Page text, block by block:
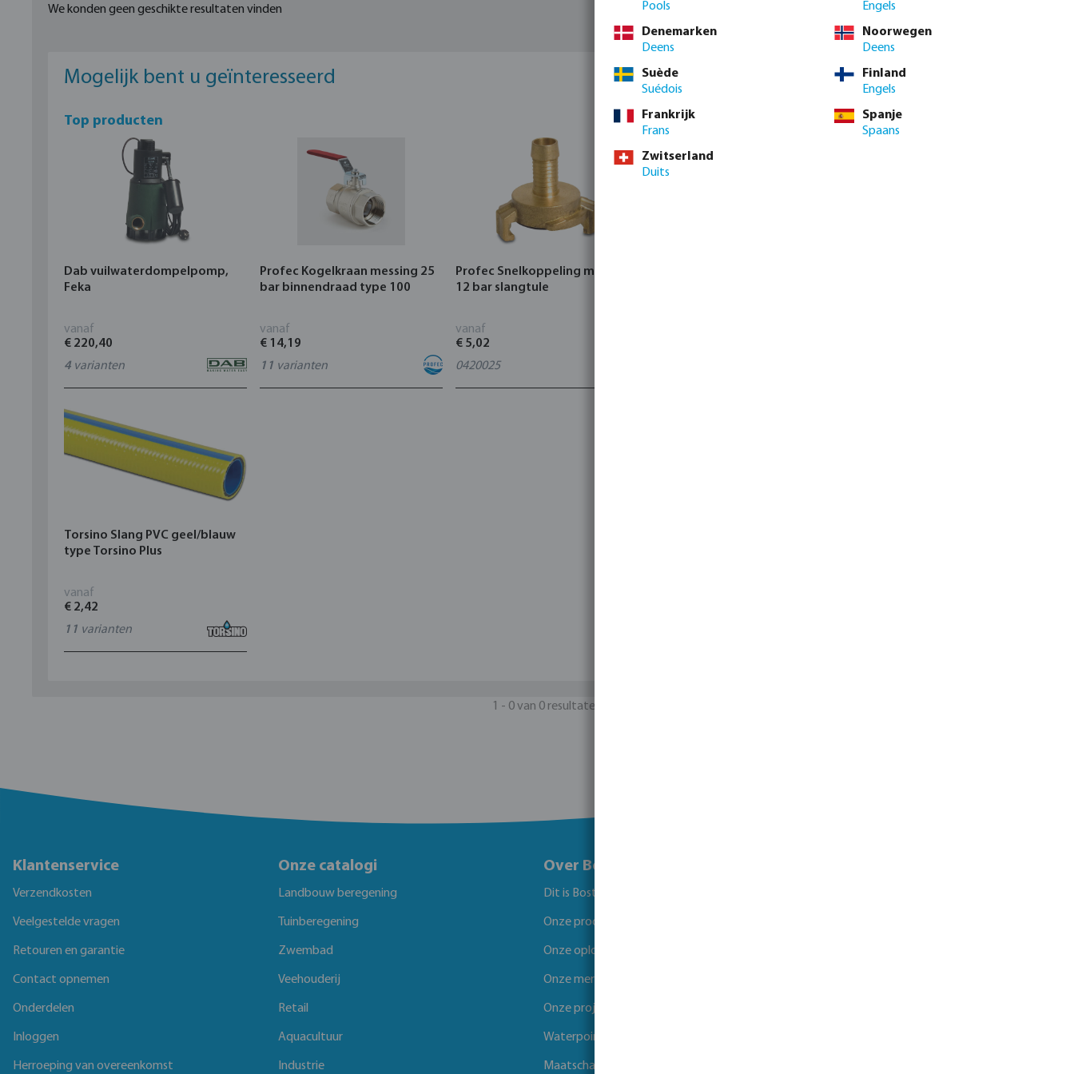
We konden geen geschikte resultaten vinden
Mogelijk bent u geïnteresseerd
Top producten
Dab vuilwaterdompelpomp,
Feka
vanaf
€ 220,40
4 varianten
Profec Kogelkraan messing 25
bar binnendraad type 100
vanaf
€ 14,19
11 varianten
Profec Snelkoppeling messing
12 bar slangtule
vanaf
€ 5,02
0420025
Torsino Slang PVC geel/blauw
type Torsino Plus
vanaf
€ 2,42
11 varianten
1 - 0 van 0 resultaten
Klantenservice
Verzendkosten
Veelgestelde vragen
Retouren en garantie
Contact opnemen
Onderdelen
Inloggen
Herroeping van overeenkomst
Onze catalogi
Landbouw beregening
Tuinberegening
Zwembad
Veehouderij
Retail
Aquacultuur
Industrie
Over Bosta
Dit is Bosta
Onze producten
Onze oplossingen
Onze merken
Onze projecten
Waterpoints
Maatschappelijk verantwoord ondernemen
Pools
Engels
Denemarken
Deens
Noorwegen
Deens
Suède
Suédois
Finland
Engels
Frankrijk
Frans
Spanje
Spaans
Zwitserland
Duits